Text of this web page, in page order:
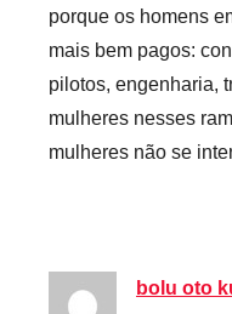
porque os homens
mais bem pagos:
pilotos, engenharia,
mulheres nesses
mulheres não se
bolu oto